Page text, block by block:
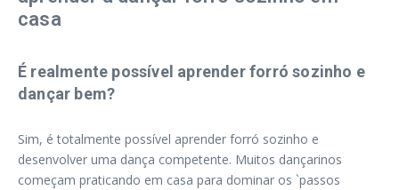
casa
É realmente possível aprender forró sozinho e
dançar bem?
Sim, é totalmente possível aprender forró sozinho e
desenvolver uma dança competente. Muitos dançarinos
começam praticando em casa para dominar os `passos